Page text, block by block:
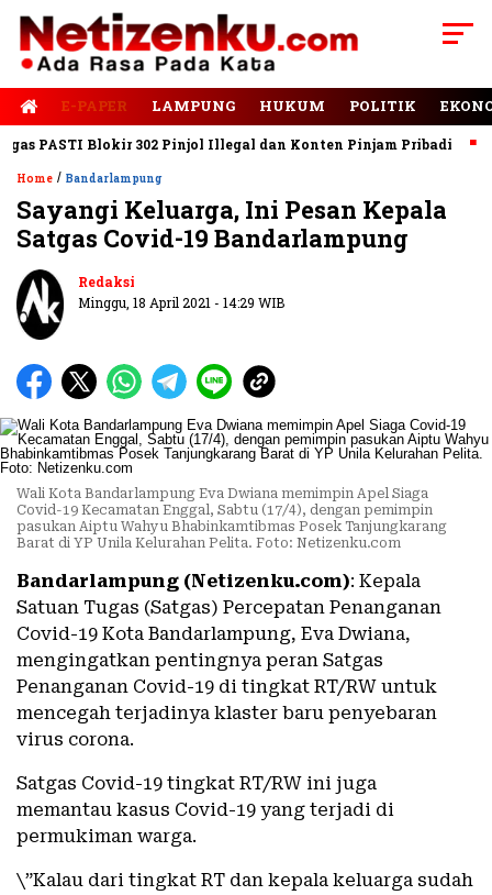
E-PAPER LAMPUNG HUKUM POLITIK
PASTI Blokir 302 Pinjol Illegal dan Konten Pinjam Pribadi
Home / Bandarlampung
Sayangi Keluarga, Ini Pesan Kepala
Satgas Covid-19 Bandarlampung
Redaksi
Minggu, 18 April 2021 - 14:29 WIB
Wali Kota Bandarlampung Eva Dwiana memimpin Apel Siaga
Covid-19 Kecamatan Enggal, Sabtu (17/4), dengan pemimpin
pasukan Aiptu Wahyu Bhabinkamtibmas Posek Tanjungkarang
Barat di YP Unila Kelurahan Pelita. Foto: Netizenku.com
Bandarlampung (Netizenku.com): Kepala
Satuan Tugas (Satgas) Percepatan Penanganan
Covid-19 Kota Bandarlampung, Eva Dwiana,
mengingatkan pentingnya peran Satgas
Penanganan Covid-19 di tingkat RT/RW untuk
mencegah terjadinya klaster baru penyebaran
virus corona.
Satgas Covid-19 tingkat RT/RW ini juga
memantau kasus Covid-19 yang terjadi di
permukiman warga.
\”Kalau dari tingkat RT dan kepala keluarga sudah